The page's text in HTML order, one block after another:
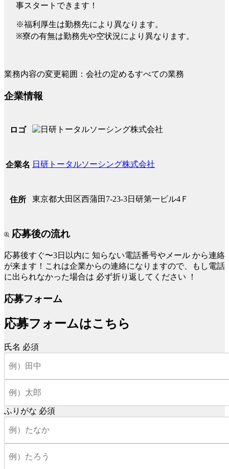
事スタートできます！
※福利厚生は勤務先により異なります。
※寮の有無は勤務先や空状況により異なります。
業務内容の変更範囲：会社の定めるすべての業務
企業情報
ロゴ
企業名 日研トータルソーシング株式会社
住所 東京都大田区西蒲田7-23-3日研第一ビル4Ｆ
応募後の流れ
応募後すぐ〜3日以内に 知らない電話番号やメール から連絡
が来ます！これは企業からの連絡になりますので、もし電話
に出られなかった場合は 必ず折り返してください ！
応募フォーム
応募フォームはこちら
氏名 必須
ふりがな 必須